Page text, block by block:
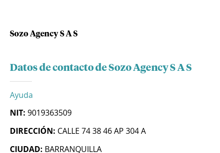
Sozo Agency S A S
Datos de contacto de Sozo Agency S A S
Ayuda
NIT: 9019363509
DIRECCIÓN: CALLE 74 38 46 AP 304 A
CIUDAD: BARRANQUILLA